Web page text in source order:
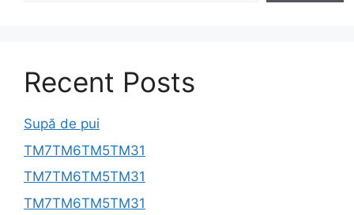
Recent Posts
Supă de pui
TM7TM6TM5TM31
TM7TM6TM5TM31
TM7TM6TM5TM31